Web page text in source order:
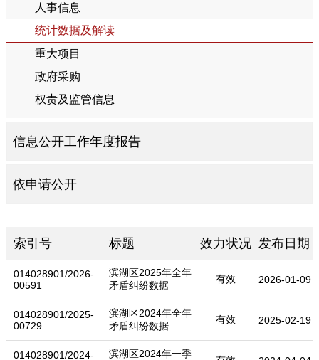
人事信息
统计数据及解读
重大项目
政府采购
权责及监管信息
信息公开工作年度报告
依申请公开
索引号 标题 效力状况 发布日期
014028901/2026-
00591
滨湖区2025年全年
矛盾纠纷数据
有效 2026-01-09
014028901/2025-
00729
滨湖区2024年全年
矛盾纠纷数据
有效 2025-02-19
014028901/2024-
滨湖区2024年一季